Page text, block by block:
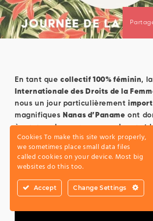
En tant quecollectif 100% féminin,
Internationale des Droits de la
nous un jour particulièrement
magnifiques Nanas d’Paname ont
à marquer le coup en vous donnant
cette journée (que vous pouvez
notre Facebook ) afin de montrer
aux difficultés que nous
Cookies To make this site work properly,
we sometimes place small data files
called cookies on your device. Most big
websites do this too.
Accept Change Settings